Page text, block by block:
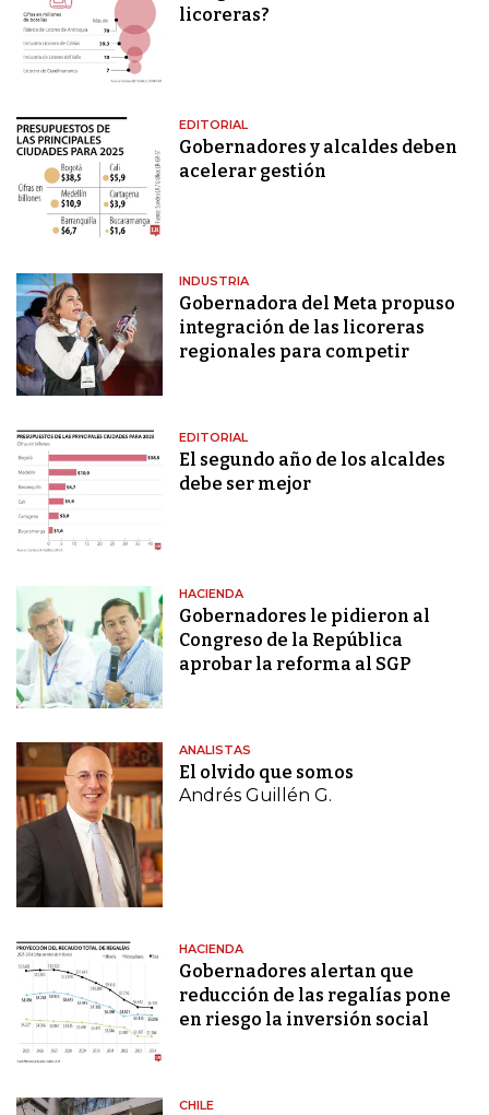
licoreras?
EDITORIAL
Gobernadores y alcaldes deben
acelerar gestión
INDUSTRIA
Gobernadora del Meta propuso
integración de las licoreras
regionales para competir
EDITORIAL
El segundo año de los alcaldes
debe ser mejor
HACIENDA
Gobernadores le pidieron al
Congreso de la República
aprobar la reforma al SGP
ANALISTAS
El olvido que somos
Andrés Guillén G.
HACIENDA
Gobernadores alertan que
reducción de las regalías pone
en riesgo la inversión social
CHILE